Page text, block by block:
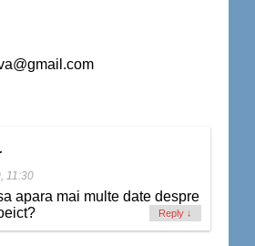
11:30
apara mai multe date despre
Reply ↓